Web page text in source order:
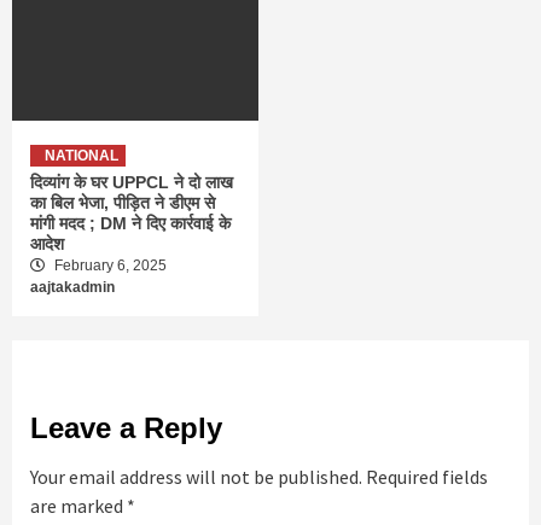
NATIONAL
दिव्यांग के घर UPPCL ने दो लाख
का बिल भेजा, पीड़ित ने डीएम से
मांगी मदद ; DM ने दिए कार्रवाई के
आदेश
February 6, 2025
aajtakadmin
Leave a Reply
Your email address will not be published. Required fields
are marked *